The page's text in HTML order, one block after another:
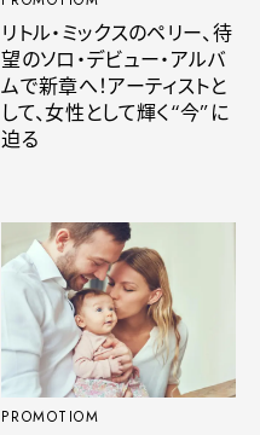
リトル・ミックスのペリー、待
望のソロ・デビュー・アルバ
ムで新章へ！アーティストと
して、女性として輝く“今”に
迫る
PROMOTIOM